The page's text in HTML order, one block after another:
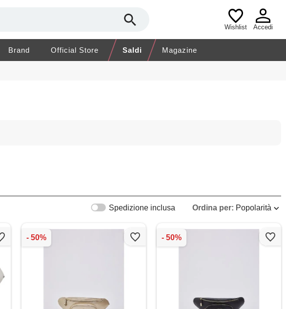
Wishlist Accedi
Brand Official Store Saldi Magazine
Ordina per: Popolarità
Spedizione inclusa